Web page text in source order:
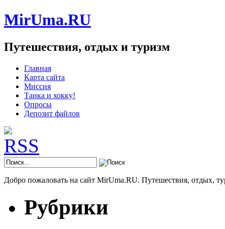
MirUma.RU
Путешествия, отдых и туризм
Главная
Карта сайта
Миссия
Танка и хокку!
Опросы
Депозит файлов
Добро пожаловать на сайт MirUma.RU. Путешествия, отдых,
Рубрики